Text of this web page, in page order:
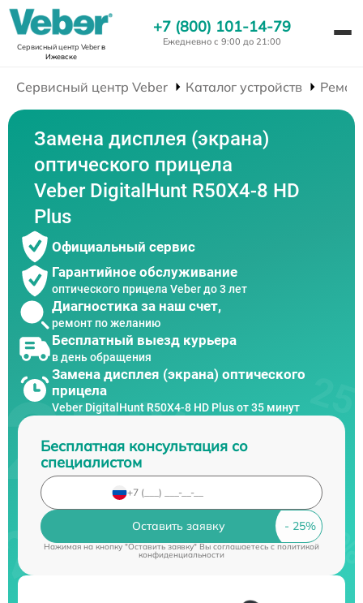
Сервисный центр Veberв
Ижевске
+7 (800) 101-14-79
Ежедневно с 9:00 до 21:00
Сервисный центр Veber Каталог устройств
Замена дисплея (экрана)
оптического прицела
Veber DigitalHunt R50X4-8 HD
Plus
Официальный сервис
Гарантийное обслуживание
оптического прицела Veber до 3 лет
Диагностика за наш счет,
ремонт по желанию
Бесплатный выезд курьера
в день обращения
Замена дисплея (экрана) оптического
прицела
Veber DigitalHunt R50X4-8 HD Plus от 35 минут
Бесплатная консультация со
специалистом
Оставить заявку
Нажимая на кнопку "Оставить заявку" Вы соглашаетесь cполитикой
конфиденциальности